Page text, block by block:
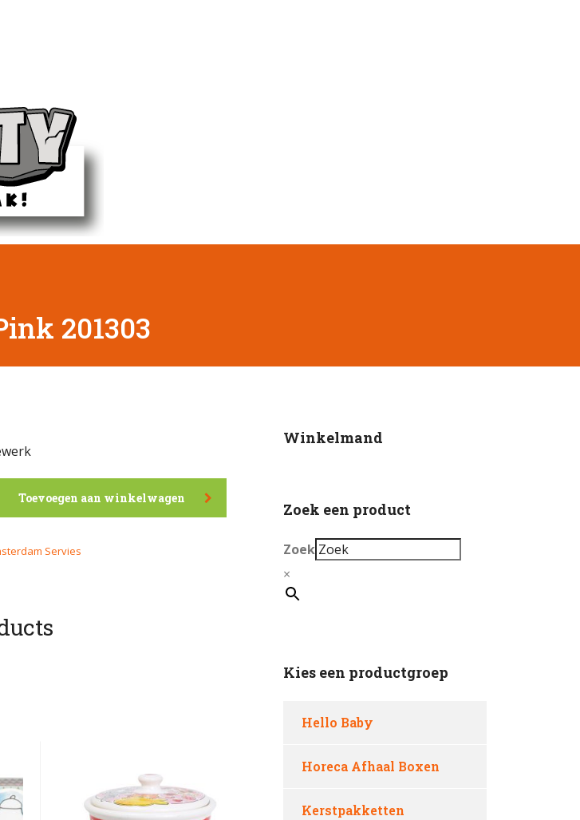
201303
Toevoegen aan winkelwagen
Servies
Winkelmand
Zoek een product
Zoek
×
Kies een productgroep
Hello Baby
Horeca Afhaal Boxen
Kerstpakketten